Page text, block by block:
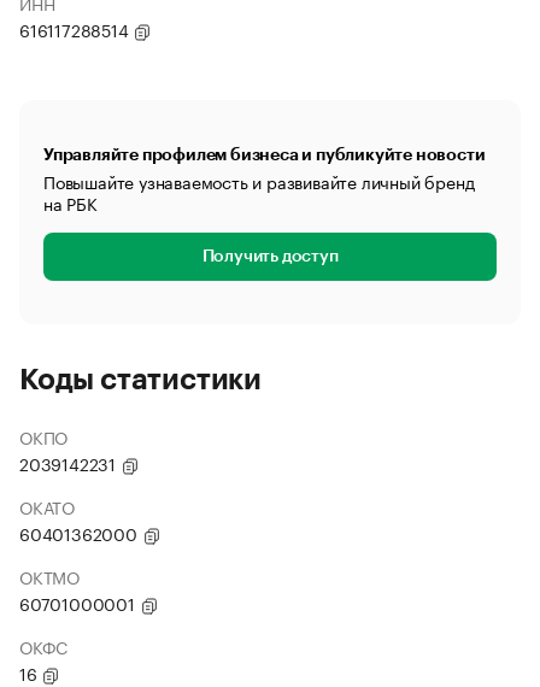
616117288514
Управляйте профилем бизнеса и публикуйте новости
Повышайте узнаваемость и развивайте личный бренд
на РБК
Получить доступ
Коды статистики
ОКПО
2039142231
ОКАТО
60401362000
ОКТМО
60701000001
ОКФС
16